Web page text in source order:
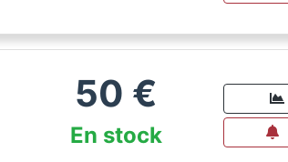
50 €
En stock